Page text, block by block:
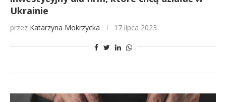
Ukrainie
przez Katarzyna Mokrzycka 17 lipca 2023